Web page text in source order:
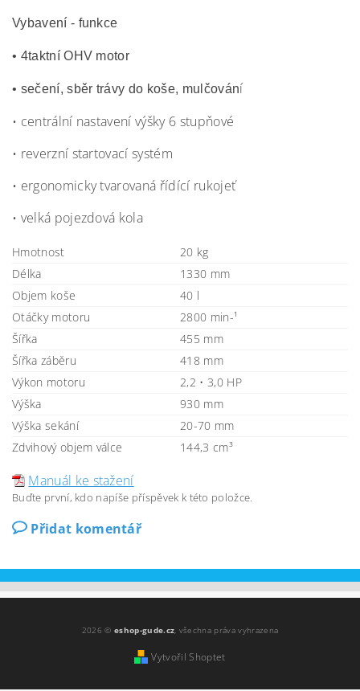
Vybavení - funkce
• 4taktní OHV motor
• sečení, sběr trávy do koše, mulčování
• centrální nastavení výšky 6 stupňové
• reverzní startovací systém
• ergonomicky tvarovaná řídící rukojeť
• velká pojezdová kola
Hmotnost
20 kg
Délka
1330 mm
Objem koše
40 l
Otáčky motoru
2800 min-¹
Šířka
455 mm
Šířka záběru
418 mm
Výkon motoru
2,2 • 3,0 HP
Výška
930 mm
Výška sekání
20-70 mm
Zdvihový objem válce
144,3 cm³
Manuál ke stažení
Buďte první, kdo napíše příspěvek k této položce.
Přidat komentář
2026 ©eshop-gude.cz, všechna práva vyhrazena
Vytvořil Shoptet